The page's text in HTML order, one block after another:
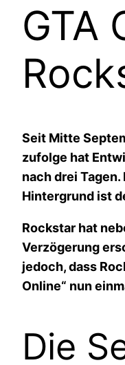
GTA
Seit Mitte
zufolge hat
nach drei
Hintergrund ist
Rockstar hat
Verzögerung
jedoch, dass
Online“ nun
Die